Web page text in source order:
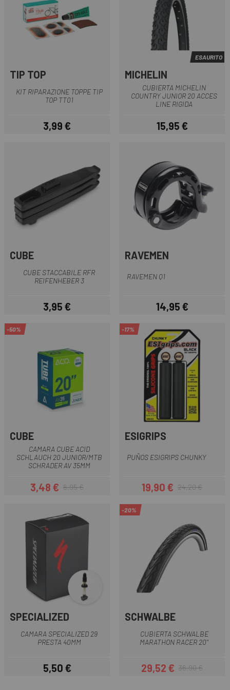
TIP TOP
KIT RIPARAZIONE TOPPE TIP
TOP TT01
Prezzo
3,99 €
ESAURITO
MICHELIN
CUBIERTA MICHELIN
COUNTRY JUNIOR 20 ACCES
LINE RIGIDA
Prezzo
15,95 €
CUBE
CUBE STACCABILE RFR
REIFENHEBER 3
Prezzo
3,95 €
RAVEMEN
RAVEMEN Q1
Prezzo
14,95 €
-50%
CUBE
CAMARA CUBE ACID
SCHLAUCH 20 JUNIOR/MTB
SCHRADER AV 35MM
Prezzo
3,48 €Prezzo base
6,95 €
-17%
ESIGRIPS
PUÑOS ESIGRIPS CHUNKY
Prezzo
19,90 €Prezzo base
24,20 €
SPECIALIZED
CAMARA SPECIALIZED 29
PRESTA 40MM
Prezzo
5,50 €
-20%
SCHWALBE
CUBIERTA SCHWALBE
MARATHON RACER 20''
Prezzo
29,52 €Prezzo base
36,90 €